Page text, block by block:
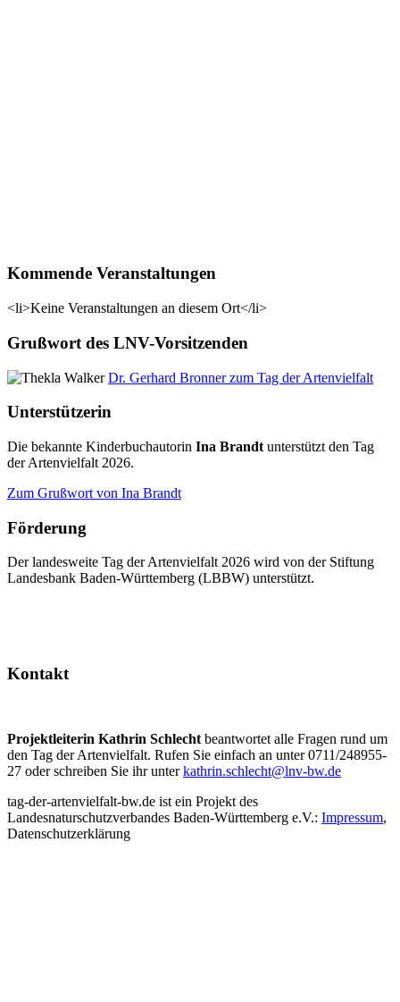
Kommende Veranstaltungen
<li>Keine Veranstaltungen an diesem Ort</li>
Grußwort des LNV-Vorsitzenden
Dr. Gerhard Bronner zum Tag der Artenvielfalt
Unterstützerin
Die bekannte Kinderbuchautorin Ina Brandt unterstützt den Tag
der Artenvielfalt 2026.
Zum Grußwort von Ina Brandt
Förderung
Der landesweite Tag der Artenvielfalt 2026 wird von der Stiftung
Landesbank Baden-Württemberg (LBBW) unterstützt.
Kontakt
Projektleiterin Kathrin Schlecht beantwortet alle Fragen rund um
den Tag der Artenvielfalt. Rufen Sie einfach an unter 0711/248955-
27 oder schreiben Sie ihr unterkathrin.schlecht@lnv-bw.de
tag-der-artenvielfalt-bw.de ist ein Projekt des
Landesnaturschutzverbandes Baden-Württemberg e.V.: Impressum,
Datenschutzerklärung